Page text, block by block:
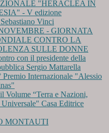
"HERACLEA IN
- V edizione
Vinci
- GIORNATA
CONTRO LA
SULLE DONNE
con il presidente della
Sergio Mattarella
Premio Internazionale "Alessio
Volume “Terra e Nazioni,
Casa Editrice
MONTAUTI